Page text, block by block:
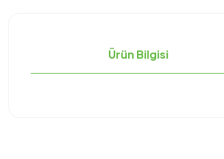
Ürün Bilgisi